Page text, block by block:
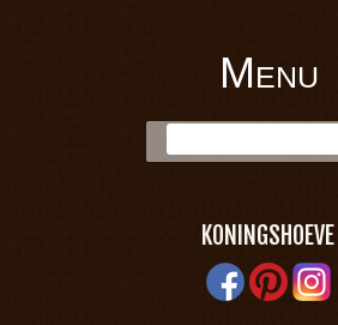
BOERDERIJ
KONINGSHOEVE
Menu
KONINGSHOEVE